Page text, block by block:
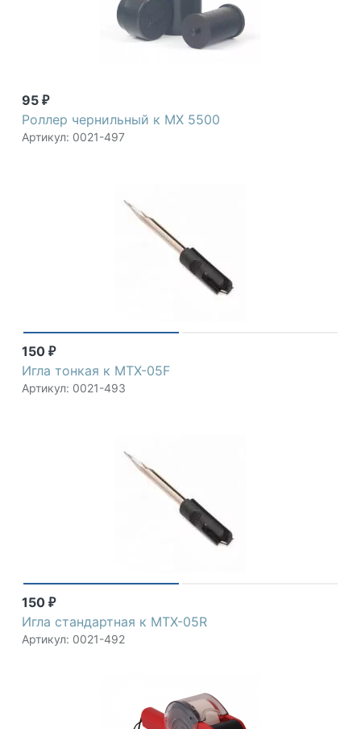
95 ₽
Роллер чернильный к MX 5500
Артикул: 0021-497
150 ₽
Игла тонкая к MTX-05F
Артикул: 0021-493
150 ₽
Игла стандартная к MTX-05R
Артикул: 0021-492